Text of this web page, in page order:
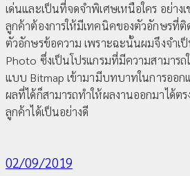
เด่นและเป็นที่จดจำพิเศษเหนือใคร อย่าง
ลูกค้าต้องการให้มีเทคนิคของตัวอักษรที่
ตัวอักษรข้อความ เพราะฉะนั้นผมจึงจำเ
Photo ซึ่งเป็นโปรแกรมที่มีความสามาร
แบบ Bitmap เข้ามามีบทบาทในการออ
ผลที่ได้ก็สามารถทำให้ผลงานออกมาได้ต
ลูกค้าได้เป็นอย่างดี
02/09/2019